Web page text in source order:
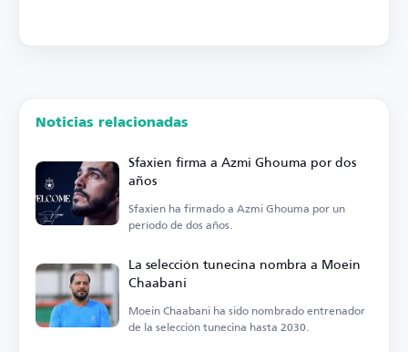
Noticias relacionadas
Sfaxien firma a Azmi Ghouma por dos
años
Sfaxien ha firmado a Azmi Ghouma por un
período de dos años.
La selección tunecina nombra a Moein
Chaabani
Moein Chaabani ha sido nombrado entrenador
de la selección tunecina hasta 2030.